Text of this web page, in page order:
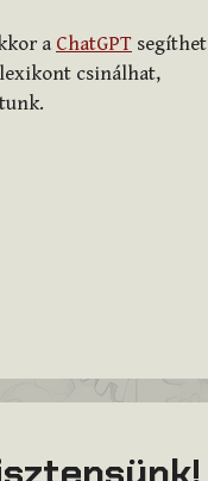
a ChatGPT segíthet
csinálhat,